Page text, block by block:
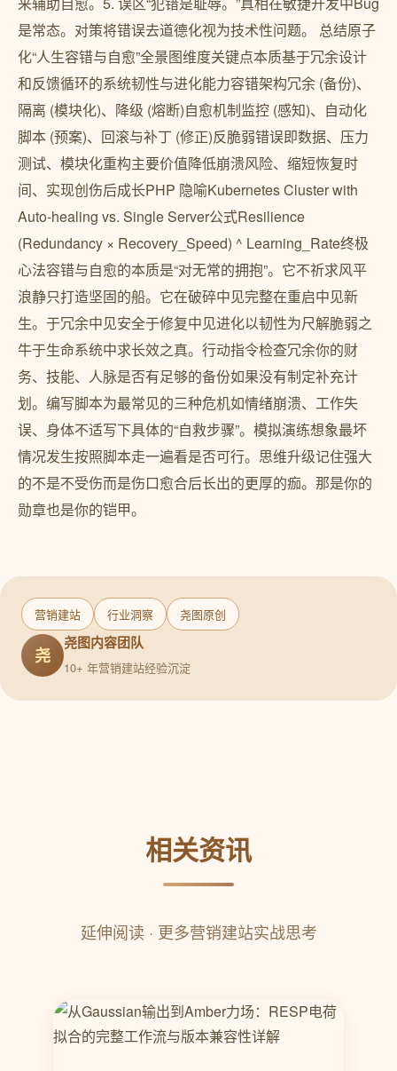
是常态。对策将错误去道德化视为技术性问题。 总结原子
化“人生容错与自愈”全景图维度关键点本质基于冗余设计
和反馈循环的系统韧性与进化能力容错架构冗余 (备份)、
隔离 (模块化)、降级 (熔断)自愈机制监控 (感知)、自动化
脚本 (预案)、回滚与补丁 (修正)反脆弱错误即数据、压力
测试、模块化重构主要价值降低崩溃风险、缩短恢复时
间、实现创伤后成长PHP 隐喻Kubernetes Cluster with
Auto-healing vs. Single Server公式Resilience
(Redundancy × Recovery_Speed) ^ Learning_Rate终极
心法容错与自愈的本质是“对无常的拥抱”。它不祈求风平
浪静只打造坚固的船。它在破碎中见完整在重启中见新
生。于冗余中见安全于修复中见进化以韧性为尺解脆弱之
牛于生命系统中求长效之真。行动指令检查冗余你的财
务、技能、人脉是否有足够的备份如果没有制定补充计
划。编写脚本为最常见的三种危机如情绪崩溃、工作失
误、身体不适写下具体的“自救步骤”。模拟演练想象最坏
情况发生按照脚本走一遍看是否可行。思维升级记住强大
的不是不受伤而是伤口愈合后长出的更厚的痂。那是你的
勋章也是你的铠甲。
营销建站 行业洞察 尧图原创
尧
尧图内容团队
10+ 年营销建站经验沉淀
相关资讯
延伸阅读 · 更多营销建站实战思考